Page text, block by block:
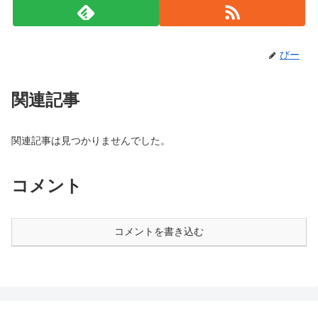
びー
関連記事
関連記事は見つかりませんでした。
コメント
コメントを書き込む